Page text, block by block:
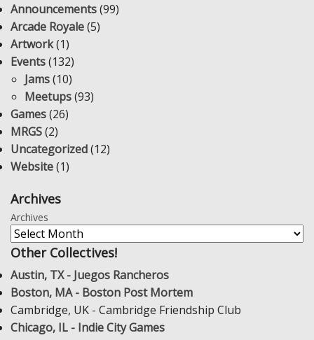
Announcements(99)
Arcade Royale(5)
Artwork(1)
Events(132)
Jams(10)
Meetups(93)
Games(26)
MRGS(2)
Uncategorized(12)
Website(1)
Archives
Archives
Other Collectives!
Austin, TX - Juegos Rancheros
Boston, MA - Boston Post Mortem
Cambridge, UK - Cambridge Friendship Club
Chicago, IL - Indie City Games